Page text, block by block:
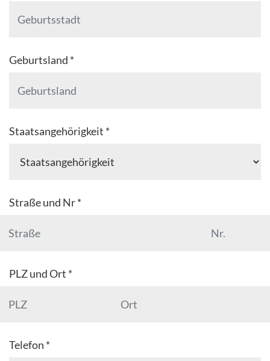
Geburtsland *
Staatsangehörigkeit *
Straße und Nr *
PLZ und Ort *
Telefon *